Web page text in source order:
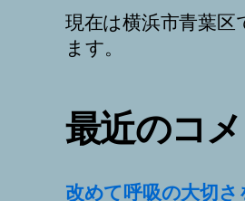
現在は横浜市青葉
ます。
最近のコ
改めて呼吸の大切